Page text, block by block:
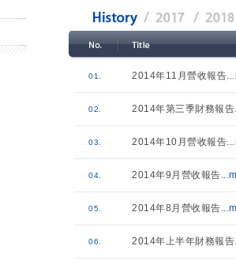
01. 2014年11月營收報告...
02. 2014年第三季財務報告
03. 2014年10月營收報告...
04. 2014年9月營收報告...
05. 2014年8月營收報告...
06. 2014年上半年財務報告